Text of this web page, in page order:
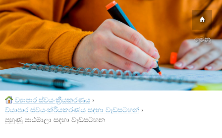
මෙනු
ව්‍යාපාර ස්වයංක්‍රීයකරණය ›
ව්යාපාර ස්වයංක්රීයකරණය සඳහා වැඩසටහන් ›
පුහුණු පාඨමාලා සඳහා වැඩසටහන